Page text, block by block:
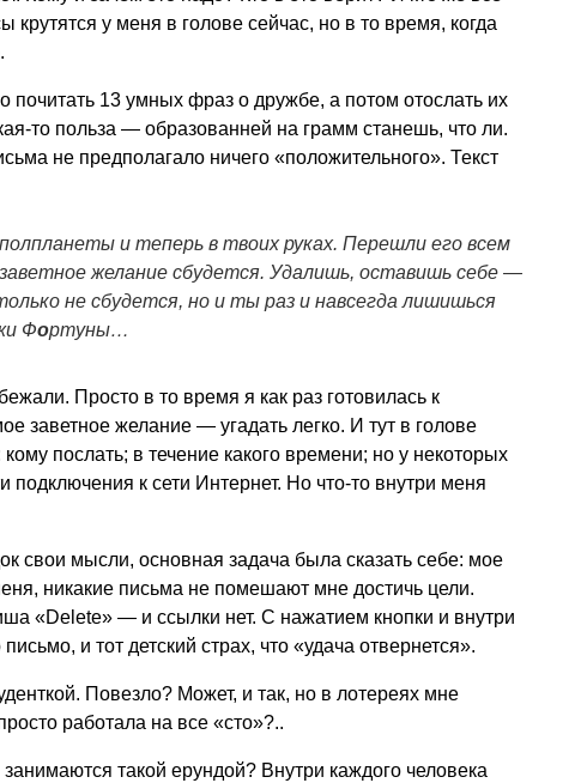
крутятся у меня в голове сейчас, но в то время, когда
почитать 13 умных фраз о дружбе, а потом отослать их
то польза — образованней на грамм станешь, что ли.
не предполагало ничего «положительного». Текст
и теперь в твоих руках. Перешли его всем
желание сбудется. Удалишь, оставишь себе —
не сбудется, но и ты раз и навсегда лишишься
Фортуны…
Просто в то время я как раз готовилась к
заветное желание — угадать легко. И тут в голове
послать; в течение какого времени; но у некоторых
подключения к сети Интернет. Но что-то внутри меня
свои мысли, основная задача была сказать себе: мое
никакие письма не помешают мне достичь цели.
«Delete» — и ссылки нет. С нажатием кнопки и внутри
и тот детский страх, что «удача отвернется».
Повезло? Может, и так, но в лотереях мне
работала на все «сто»?..
такой ерундой? Внутри каждого человека